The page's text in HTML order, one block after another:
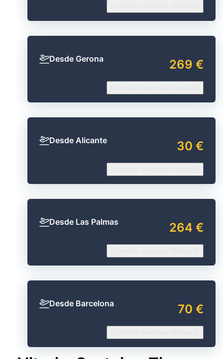
Desde Gerona 269 €
Desde Alicante 30 €
Desde Las Palmas 264 €
Desde Barcelona 70 €